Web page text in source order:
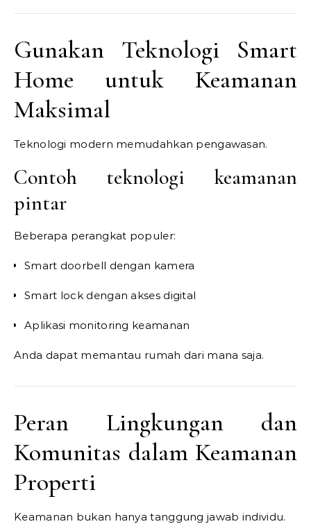
Gunakan Teknologi Smart
Home untuk Keamanan
Maksimal
Teknologi modern memudahkan pengawasan.
Contoh teknologi keamanan
pintar
Beberapa perangkat populer:
Smart doorbell dengan kamera
Smart lock dengan akses digital
Aplikasi monitoring keamanan
Anda dapat memantau rumah dari mana saja.
Peran Lingkungan dan
Komunitas dalam Keamanan
Properti
Keamanan bukan hanya tanggung jawab individu.